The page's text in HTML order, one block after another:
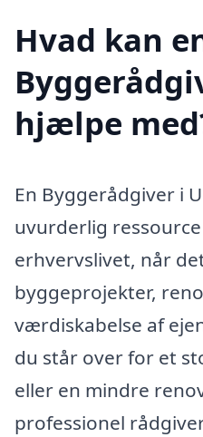
Hvad kan
hjælpe
En Byggerådgiver i
uvurderlig
erhvervslivet, når
byggeprojekter,
værdiskabelse af
du står over for et
eller en mindre
professionel